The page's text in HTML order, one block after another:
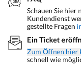
Schauen Sie hier
Kundendienst
gestellte Fragen
Ein Ticket
Zum Öffnen hier
schnell wie